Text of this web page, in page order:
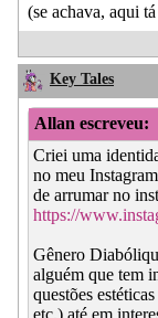
(se achava, aqui
Key Tales
Allan escreveu:
Criei uma
no meu
de arrumar no
https://
Gênero
alguém que tem
questões